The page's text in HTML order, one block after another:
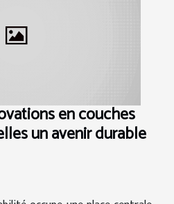
en couches
un avenir durable